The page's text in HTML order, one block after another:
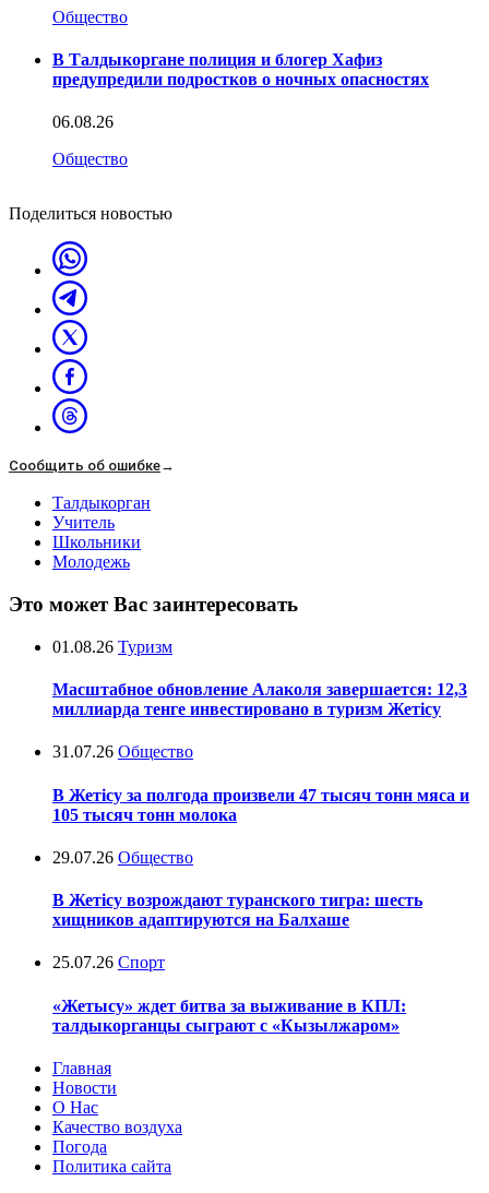
Общество
В Талдыкоргане полиция и блогер Хафиз
предупредили подростков о ночных опасностях
06.08.26
Общество
Поделиться новостью
Сообщить об ошибке→
Талдыкорган
Учитель
Школьники
Молодежь
Это может Вас заинтересовать
01.08.26 Туризм
Масштабное обновление Алаколя завершается: 12,3
миллиарда тенге инвестировано в туризм Жетісу
31.07.26 Общество
В Жетісу за полгода произвели 47 тысяч тонн мяса и
105 тысяч тонн молока
29.07.26 Общество
В Жетісу возрождают туранского тигра: шесть
хищников адаптируются на Балхаше
25.07.26 Спорт
«Жетысу» ждет битва за выживание в КПЛ:
талдыкорганцы сыграют с «Кызылжаром»
Главная
Новости
О Нас
Качество воздуха
Погода
Политика сайта